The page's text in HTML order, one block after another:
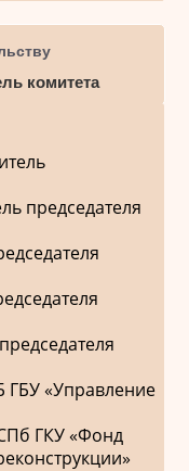
комитета
председателя
«Управление
ГКУ «Фонд